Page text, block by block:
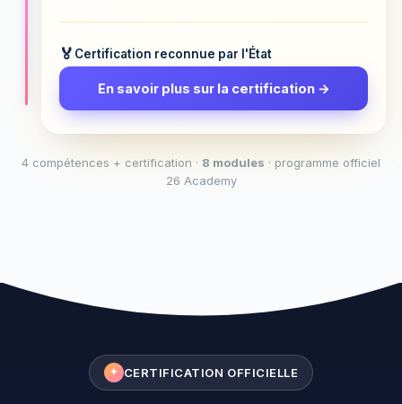
Certification reconnue par l'État
En savoir plus sur la certification →
4 compétences + certification · 8 modules · programme officiel
26 Academy
✦ CERTIFICATION OFFICIELLE